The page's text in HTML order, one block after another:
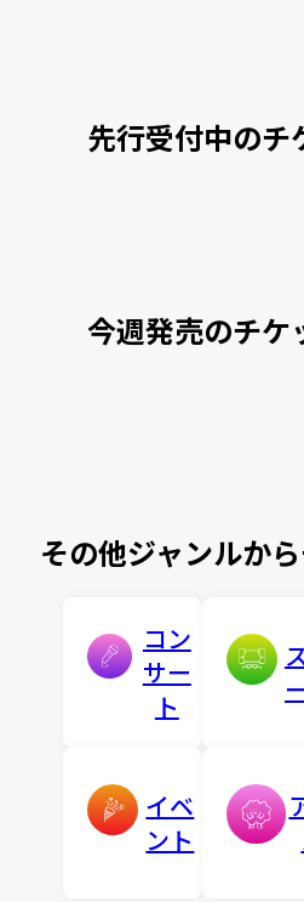
先行受付中のチ
今週発売のチケ
その他ジャンルか
コン
サー
ト
イベ
ント